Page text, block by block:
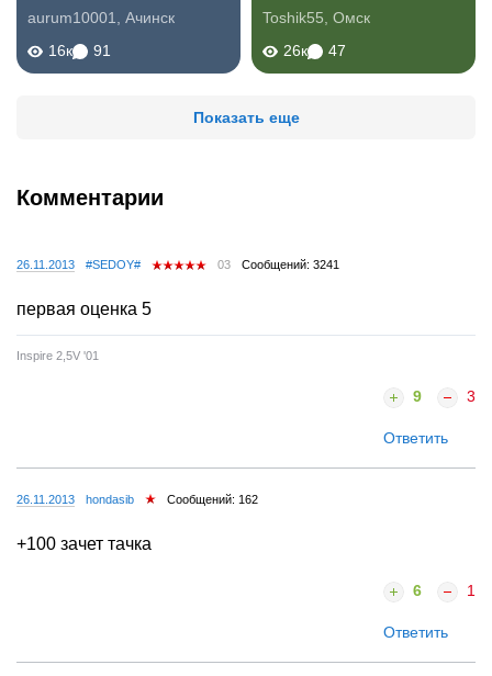
aurum10001
Ачинск
16к
91
Toshik55 Омск
26к
47
Показать еще
Комментарии
26.11.2013 #SEDOY# 03 Сообщений: 3241
первая оценка 5
Inspire 2,5V '01
9 3
Ответить
26.11.2013 hondasib Сообщений: 162
+100 зачет тачка
6 1
Ответить